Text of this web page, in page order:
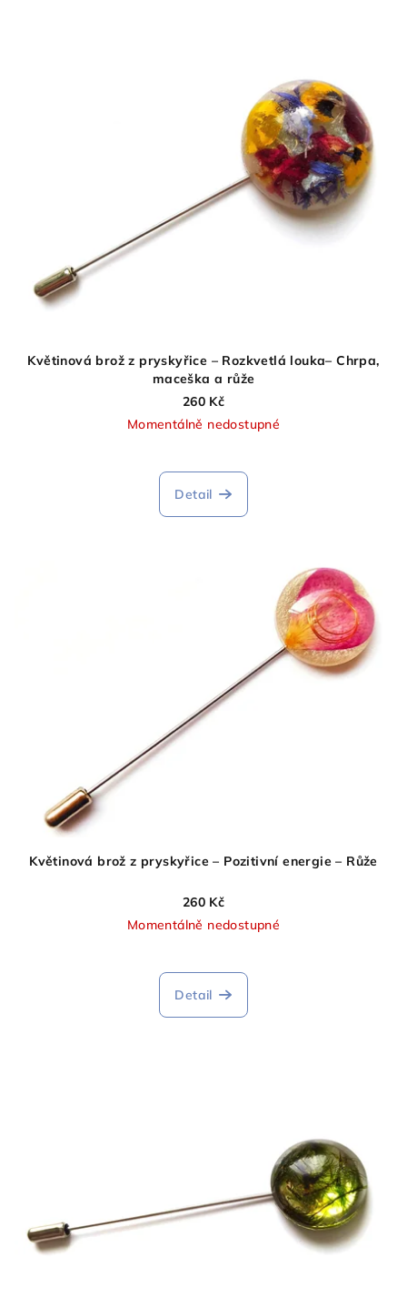
Květinová brož z pryskyřice – Rozkvetlá louka– Chrpa,
maceška a růže
260 Kč
Momentálně nedostupné
Detail
Květinová brož z pryskyřice – Pozitivní energie – Růže
260 Kč
Momentálně nedostupné
Detail